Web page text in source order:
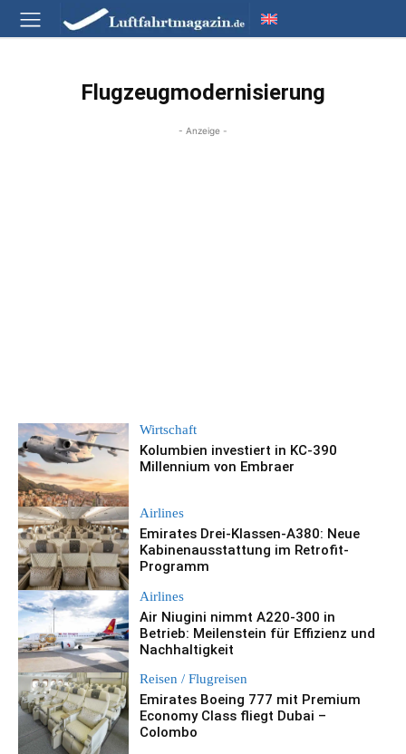
Flugzeugmodernisierung
- Anzeige -
Wirtschaft
Kolumbien investiert in KC-390
Millennium von Embraer
Airlines
Emirates Drei-Klassen-A380: Neue
Kabinenausstattung im Retrofit-
Programm
Airlines
Air Niugini nimmt A220-300 in
Betrieb: Meilenstein für Effizienz und
Nachhaltigkeit
Reisen / Flugreisen
Emirates Boeing 777 mit Premium
Economy Class fliegt Dubai –
Colombo